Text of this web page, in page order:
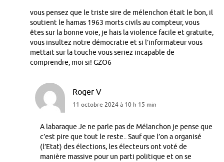
vous pensez que le triste sire de mélenchon était le bon, il
soutient le hamas 1963 morts civils au compteur, vous
êtes sur la bonne voie, je hais la violence facile et gratuite,
vous insultez notre démocratie et si l’informateur vous
mettait sur la touche vous seriez incapable de
comprendre, moi si! GZO6
Roger V
11 octobre 2024 à 10 h 15 min
A labaraque Je ne parle pas de Mélanchon je pense que
c’est pire que tout le reste.. Sauf que l’on a organisé
(l’Etat) des élections, les électeurs ont voté de
manière massive pour un parti politique et on se